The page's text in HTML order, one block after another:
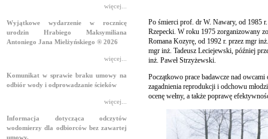
więcej...
Wyjątkowe wydarzenie w rocznicę
urodzin Hrabiego Maksymiliana
Antoniego Jana Mielżyńskiego ® 2026
więcej...
Komunikat w sprawie braku umowy na
odbiór wody i odprowadzanie ścieków
więcej...
Informacja dotycząca odczytów
wodomierzy dla odbiorców bez zawartej
umowy.
Po śmierci prof. dr W. Nawary, od 1985
Rzepecki. W roku 1975 zorganizowany
Romana Kozyrę, od 1992 r. przez mgr
mgr inż. Tadeusz Leciejewski, później
inż. Paweł Strzyżewski.
Początkowo prace badawcze nad
zagadnienia reprodukcji i odchowu
ocenę wełny, a także poprawę